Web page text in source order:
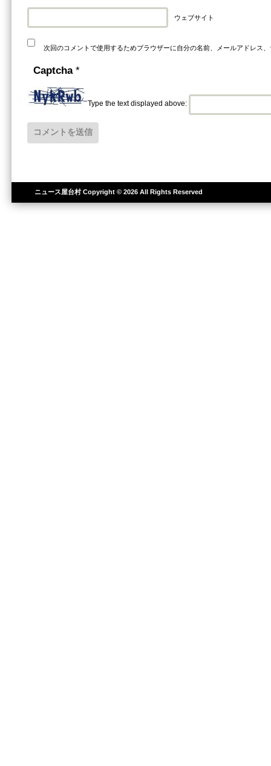
ウェブサイト
次回のコメントで使用するためブラウザーに自分の名前、メールアドレス
Captcha *
Type the text displayed above:
ニュース屋台村Copyright © 2026 All Rights Reserved